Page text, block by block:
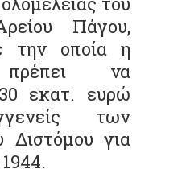
Πάγου,
την οποία η
πρέπει να
εκατ. ευρώ
των
Διστόμου για